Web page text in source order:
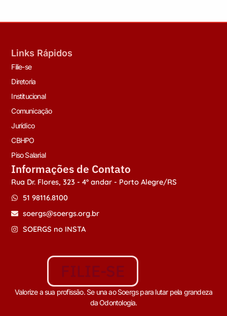
Links Rápidos
Filie-se
Diretoria
Institucional
Comunicação
Jurídico
CBHPO
Piso Salarial
Informações de Contato
Rua Dr. Flores, 323 - 4º andar - Porto Alegre/RS
51 98116.8100
soergs@soergs.org.br
SOERGS no INSTA
FILIE-SE
Valorize a sua profissão. Se una ao Soergs para lutar pela grandeza
da Odontologia.